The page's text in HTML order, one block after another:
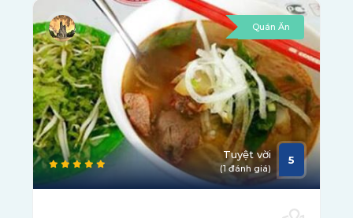
Quán Ăn
Tuyệt vời
(1 đánh giá)
5